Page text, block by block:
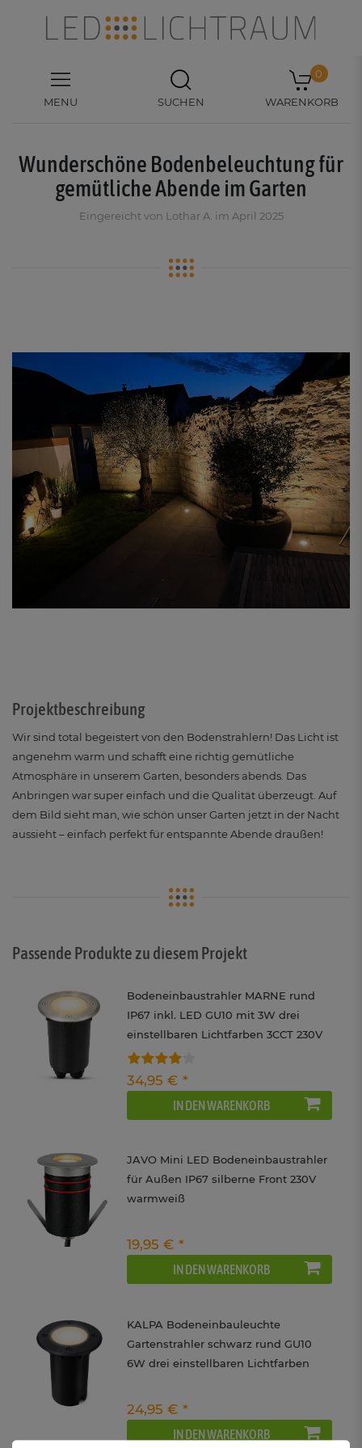
MENU SUCHEN
0
WARENKORB
Wunderschöne Bodenbeleuchtung für
gemütliche Abende im Garten
Eingereicht von Lothar A. im April 2025
Projektbeschreibung
Wir sind total begeistert von den Bodenstrahlern! Das Licht ist
angenehm warm und schafft eine richtig gemütliche
Atmosphäre in unserem Garten, besonders abends. Das
Anbringen war super einfach und die Qualität überzeugt. Auf
dem Bild sieht man, wie schön unser Garten jetzt in der Nacht
aussieht – einfach perfekt für entspannte Abende draußen!
Passende Produkte zu diesem Projekt
Bodeneinbaustrahler MARNE rund
IP67 inkl. LED GU10 mit 3W drei
einstellbaren Lichtfarben 3CCT 230V
34,95 € *
IN DEN WARENKORB
JAVO Mini LED Bodeneinbaustrahler
für Außen IP67 silberne Front 230V
warmweiß
19,95 € *
IN DEN WARENKORB
KALPA Bodeneinbauleuchte
Gartenstrahler schwarz rund GU10
6W drei einstellbaren Lichtfarben
24,95 € *
IN DEN WARENKORB